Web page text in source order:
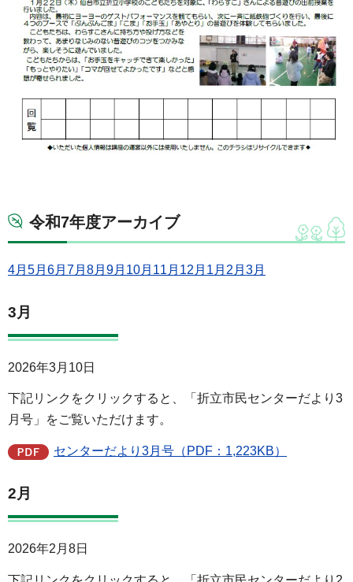
令和7年度アーカイブ
4月 5月 6月 7月 8月 9月 10月 11月 12月 1月 2月 3月
3月
2026年3月10日
下記リンクをクリックすると、「折立市民センターだより3
月号」をご覧いただけます。
センターだより3月号（PDF：1,223KB）
2月
2026年2月8日